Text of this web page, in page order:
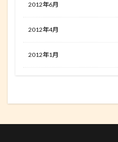
2012年6月
2012年4月
2012年1月